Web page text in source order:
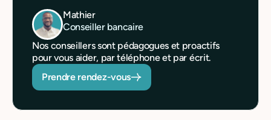
Mathier
Conseiller bancaire
Nos conseillers sont pédagogues et proactifs
pour vous aider, par téléphone et par écrit.
Prendre rendez-vous